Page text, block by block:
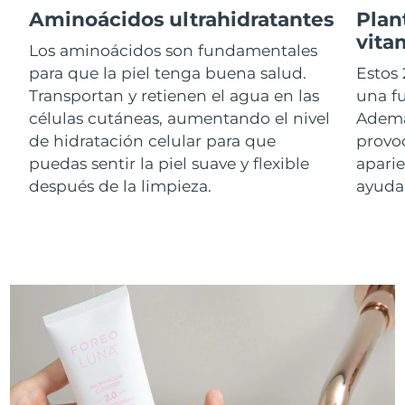
Aminoácidos ultrahidratantes
Los aminoácidos son fundamentales
para que la piel tenga buena salud.
Transportan y retienen el agua en las
células cutáneas, aumentando el nivel
de hidratación celular para que
puedas sentir la piel suave y flexible
después de la limpieza.
una
RAE de Macao
(China)
Entrega prevista 8/10/26
Malasia Entrega prevista 8/11/26
Malta Entrega prevista 8/8/26
México 8/12/26
Nueva Zelanda 8/8/26
Noruega 8/8/26
Omán Entrega prevista8/11/26